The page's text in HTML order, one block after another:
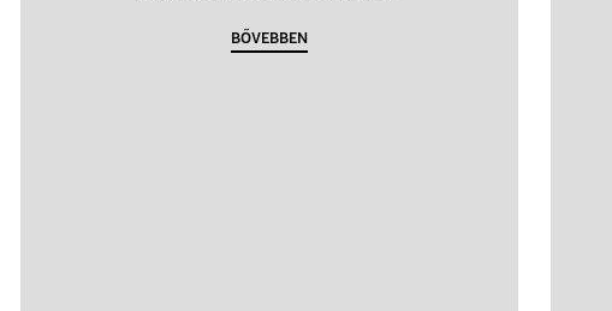
BŐVEBBEN